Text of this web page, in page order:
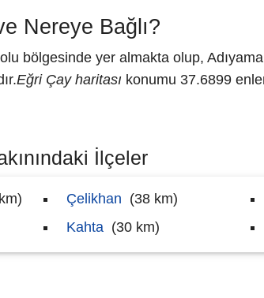
Nereye Bağlı?
bölgesinde yer almakta olup,
Eğri Çay haritası konumu 37.6899
İlçeler
Çelikhan (38 km)
Kahta (30 km)